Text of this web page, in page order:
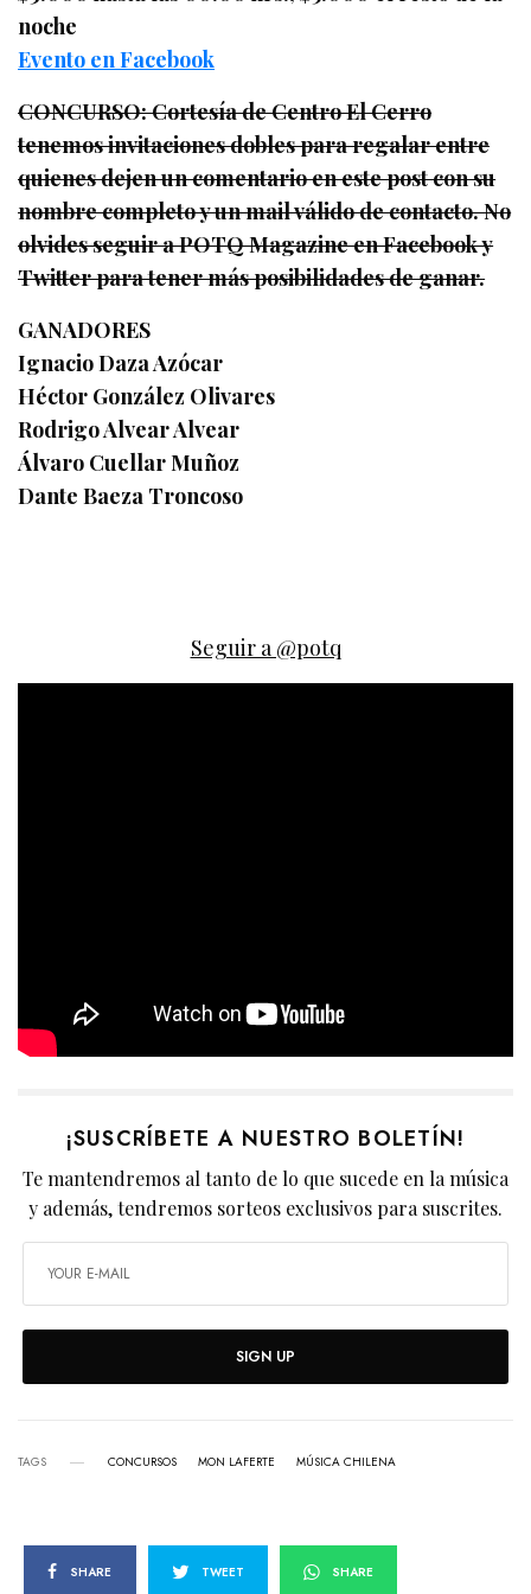
noche
Evento en Facebook
CONCURSO: Cortesía de Centro El Cerro
tenemos invitaciones dobles para regalar entre
quienes dejen un comentario en este post con su
nombre completo y un mail válido de contacto. No
olvides seguir a POTQ Magazine en Facebook y
Twitter para tener más posibilidades de ganar.
GANADORES
Ignacio Daza Azócar
Héctor González Olivares
Rodrigo Alvear Alvear
Álvaro Cuellar Muñoz
Dante Baeza Troncoso
Seguir a @potq
¡SUSCRÍBETE A NUESTRO BOLETÍN!
Te mantendremos al tanto de lo que sucede en la música
y además, tendremos sorteos exclusivos para suscrites.
SIGN UP
TAGS CONCURSOS MON LAFERTE MÚSICA CHILENA
SHARE TWEET SHARE